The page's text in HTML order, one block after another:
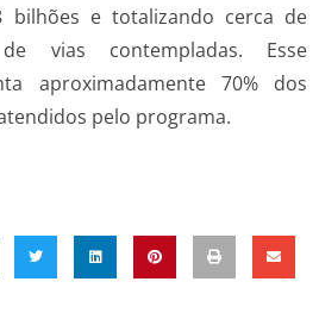
bilhões e totalizando cerca de
vias contempladas. Esse
aproximadamente 70% dos
pelo programa.